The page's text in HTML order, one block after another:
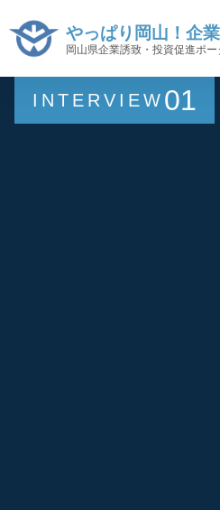
やっぱり岡山！企
岡山県企業誘致・投資促進ポー
INTERVIEW 01